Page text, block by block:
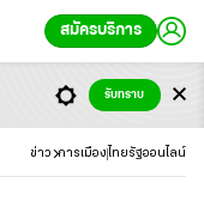
สมัครบริการ
ข่าว การเมือง ไทยรัฐออนไลน์
รับทราบ